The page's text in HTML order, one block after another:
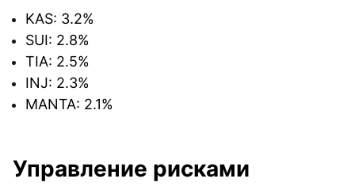
KAS: 3.2%
SUI: 2.8%
TIA: 2.5%
INJ: 2.3%
MANTA: 2.1%
Управление рисками